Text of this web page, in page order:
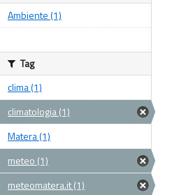
Ambiente (1)
Tag
clima (1)
climatologia (1)
Matera (1)
meteo (1)
meteomatera.it (1)